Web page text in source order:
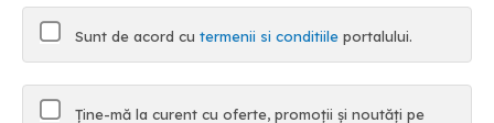
Sunt de acord cu termenii si conditiile portalului.
Ține-mă la curent cu oferte, promoții și noutăți pe